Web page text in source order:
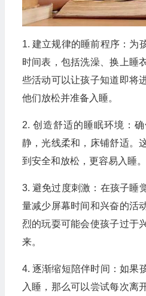
1. 建立规律的睡前程序：为
时间表，包括洗澡、换上睡
些活动可以让孩子知道即将
他们放松并准备入睡。
2. 创造舒适的睡眠环境：
静，光线柔和，床铺舒适。
到安全和放松，更容易入睡。
3. 避免过度刺激：在孩子睡
量减少屏幕时间和兴奋的活
烈的玩耍可能会使孩子过于
来。
4. 逐渐缩短陪伴时间：如果
入睡，那么可以尝试每次离